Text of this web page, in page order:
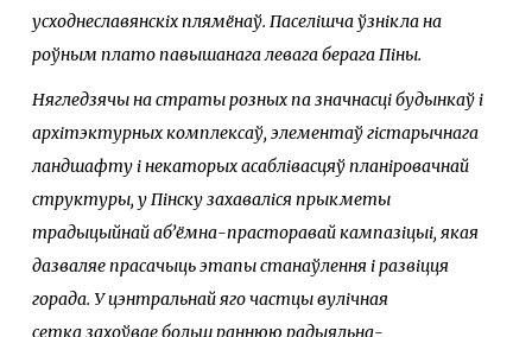
усходнеславянскіх плямёнаў. Паселішча ўзнікла на
роўным плато павышанага левага берага Піны.
Нягледзячы на страты розных па значнасці будынкаў і
архітэктурных комплексаў, элементаў гістарычнага
ландшафту і некаторых асаблівасцяў планіровачнай
структуры, у Пінску захаваліся прыкметы
традыцыйнай абʼёмна-прасторавай кампазіцыі, якая
дазваляе прасачыць этапы станаўлення і развіцця
горада. У цэнтральнай яго частцы вулічная
сетка захоўвае больш раннюю радыяльна-